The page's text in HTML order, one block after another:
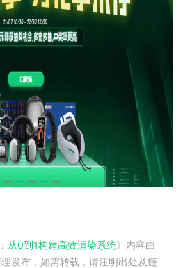
从0到1构建高效渲染系统》内容由
发布，如需转载，请注明出处及链